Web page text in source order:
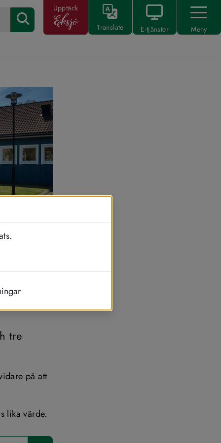
tre
på att
lika värde.
Upptäck
Meny
Translate E-tjänster